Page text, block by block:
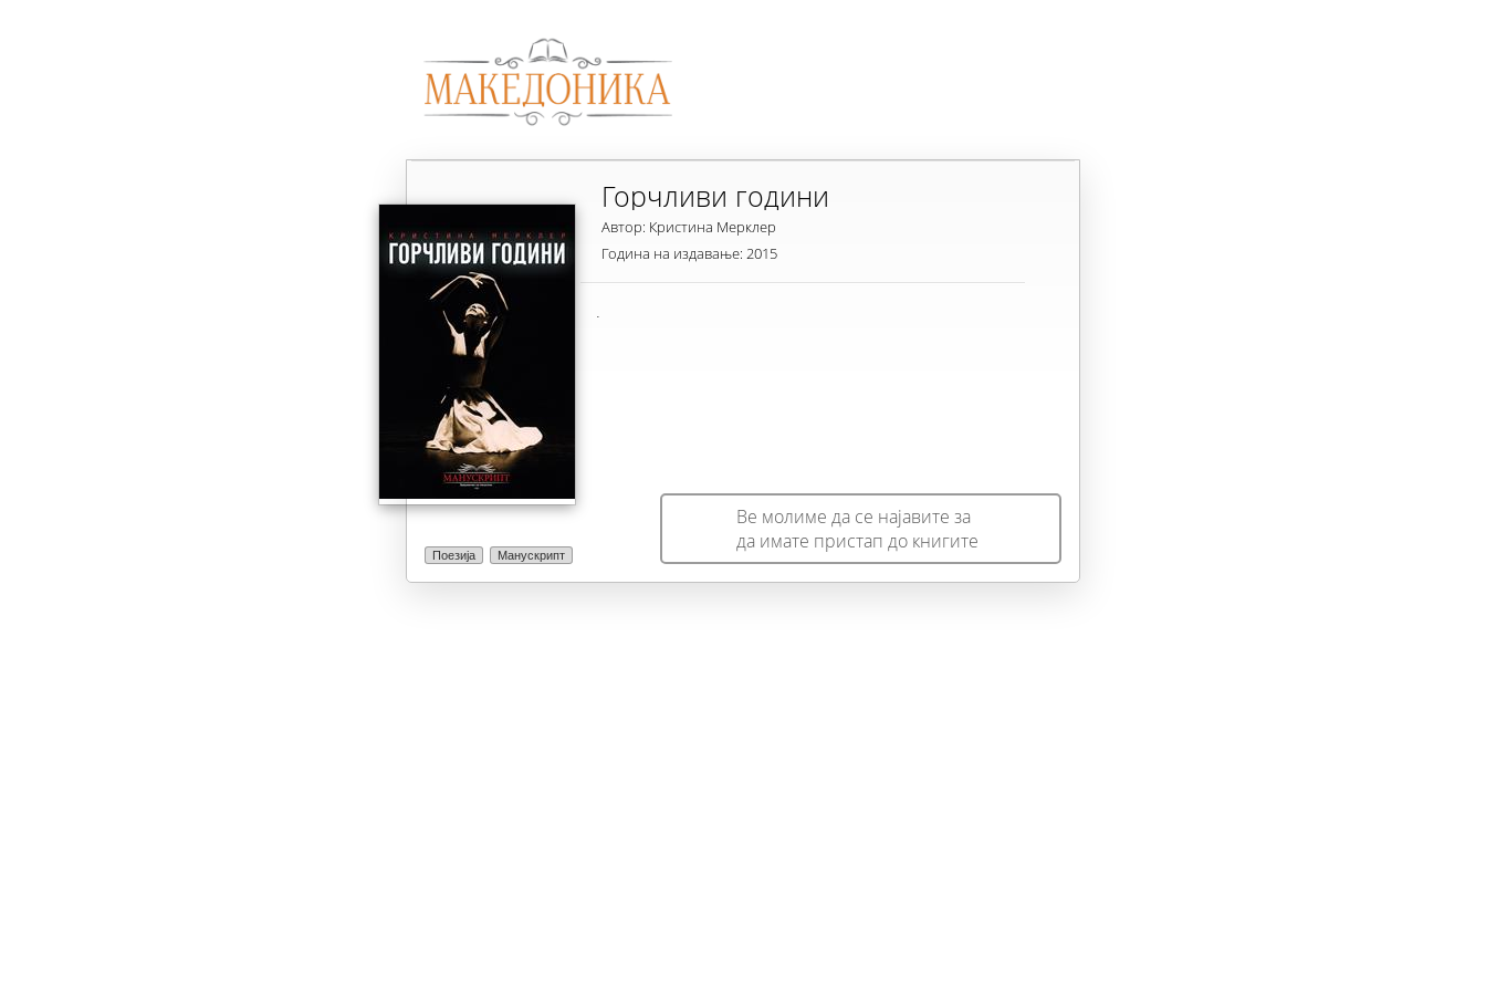
Поезија Манускрипт
Горчливи години
Автор: Кристина Мерклер
Година на издавање: 2015
.
Ве молиме да се најавите за
да имате пристап до книгите